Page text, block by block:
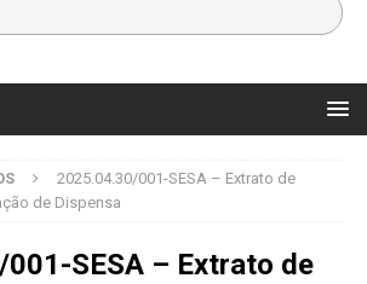
2025.04.30/001-SESA – Extrato de
de Dispensa
SESA – Extrato de